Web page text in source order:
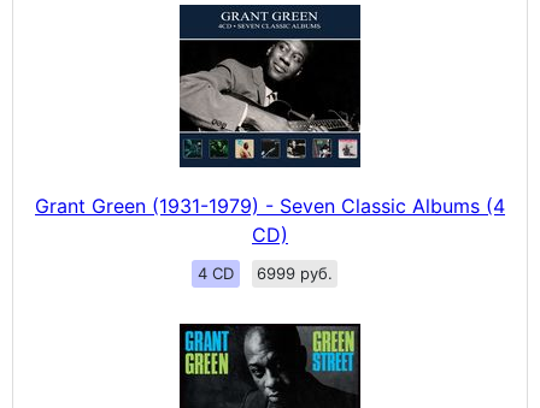
Grant Green (1931-1979) - Seven Classic Albums (4
CD)
4 CD 6999 руб.